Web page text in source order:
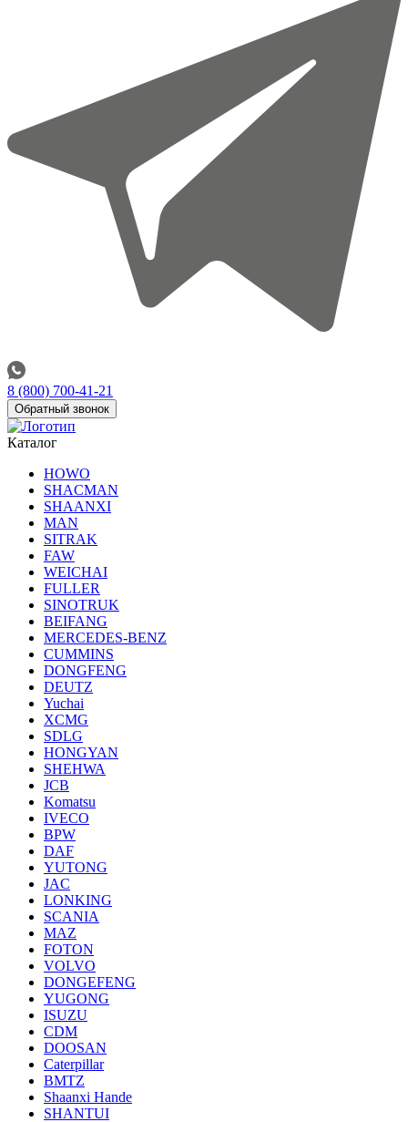
8 (800) 700-41-21
Обратный звонок
Каталог
HOWO
SHACMAN
SHAANXI
MAN
SITRAK
FAW
WEICHAI
FULLER
SINOTRUK
BEIFANG
MERCEDES-BENZ
CUMMINS
DONGFENG
DEUTZ
Yuchai
XCMG
SDLG
HONGYAN
SHEHWA
JCB
Komatsu
IVECO
BPW
DAF
YUTONG
JAC
LONKING
SCANIA
MAZ
FOTON
VOLVO
DONGEFENG
YUGONG
ISUZU
CDM
DOOSAN
Caterpillar
BMTZ
Shaanxi Hande
SHANTUI